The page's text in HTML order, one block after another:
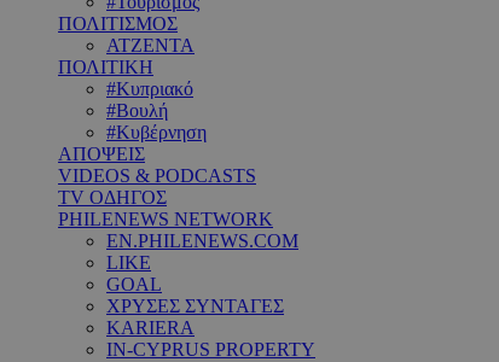
ΠΟΛΙΤΙΣΜΟΣ
ΑΤΖΕΝΤΑ
ΠΟΛΙΤΙΚΗ
#Κυπριακό
#Βουλή
#Κυβέρνηση
ΑΠΟΨΕΙΣ
VIDEOS & PODCASTS
TV ΟΔΗΓΟΣ
PHILENEWS NETWORK
EN.PHILENEWS.COM
LIKE
GOAL
ΧΡΥΣΕΣ ΣΥΝΤΑΓΕΣ
KARIERA
IN-CYPRUS PROPERTY